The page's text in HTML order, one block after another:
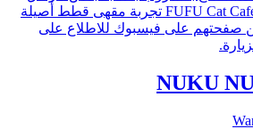
ذوي الفراء، يوفر مقهى FUFU Cat Cafe تجربة مقهى قطط أصيلة
صفحتهم على فيسبوك للاطلاع على
NUKU